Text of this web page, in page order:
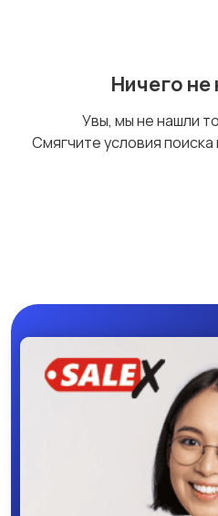
Ничего не
Увы, мы не нашли
Смягчите условия
Скачайте приложение в
крутите колесо